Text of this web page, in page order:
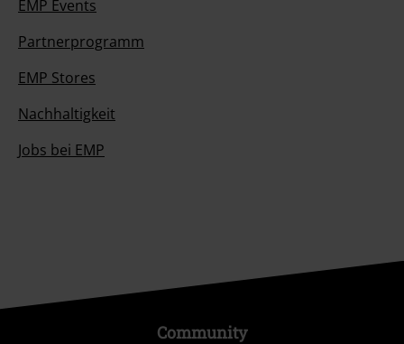
EMP Events
Partnerprogramm
EMP Stores
Nachhaltigkeit
Jobs bei EMP
Community